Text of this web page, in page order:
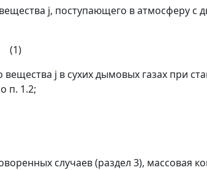
j, поступающего в атмосферу с
вещества j в сухих дымовых газах при
п. 1.2;
случаев (раздел 3), массовая